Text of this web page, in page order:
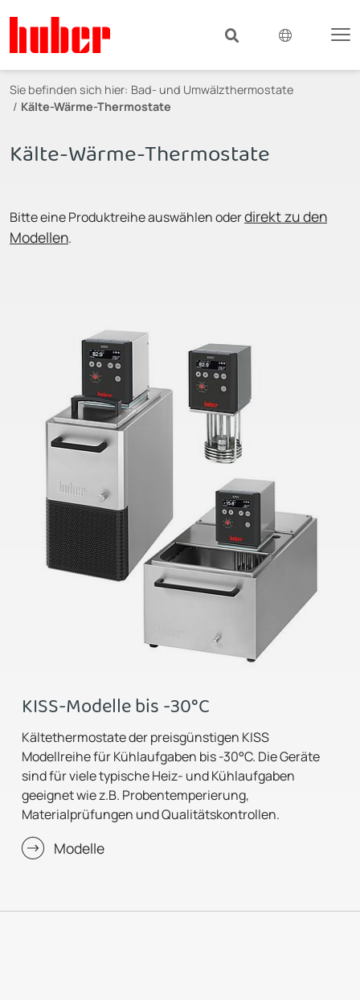
Sie befinden sich hier: Bad- und Umwälzthermostate
Kälte-Wärme-Thermostate
Kälte-Wärme-Thermostate
Bitte eine Produktreihe auswählen oderdirekt zu den
Modellen.
KISS-Modelle bis -30°C
Kältethermostate der preisgünstigen KISS
Modellreihe für Kühlaufgaben bis -30°C. Die Geräte
sind für viele typische Heiz- und Kühlaufgaben
geeignet wie z.B. Probentemperierung,
Materialprüfungen und Qualitätskontrollen.
Modelle